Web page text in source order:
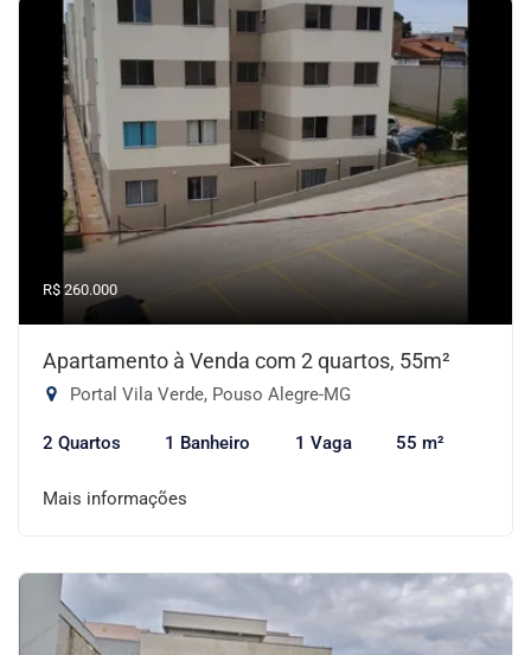
R$ 260.000
Apartamento à Venda com 2 quartos, 55m²
Portal Vila Verde, Pouso Alegre-MG
2 Quartos 1 Banheiro 1 Vaga 55 m²
Mais informações